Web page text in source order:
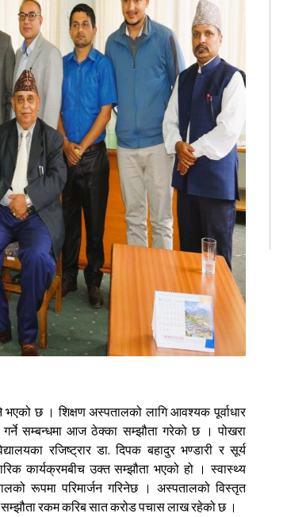
छ । शिक्षण अस्पतालको लागि आवश्यक पूर्वाधार
गर्ने सम्बन्धमा आज ठेक्का सम्झौता गरेको छ । पोखरा
रजिष्ट्रार डा. दिपक बहादुर भण्डारी र सूर्य
कार्यक्रमबीच उक्त सम्झौता भएको हो । स्वास्थ्य
रूपमा परिमार्जन गरिनेछ । अस्पतालको विस्तृत
रकम करिब सात करोड पचास लाख रहेको छ ।